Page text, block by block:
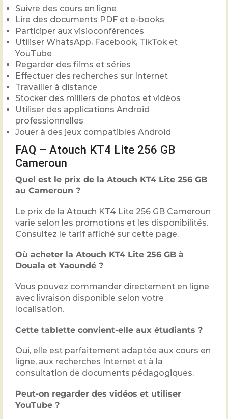
Suivre des cours en ligne
Lire des documents PDF et e-books
Participer aux visioconférences
Utiliser WhatsApp, Facebook, TikTok et
YouTube
Regarder des films et séries
Effectuer des recherches sur Internet
Travailler à distance
Stocker des milliers de photos et vidéos
Utiliser des applications Android
professionnelles
Jouer à des jeux compatibles Android
FAQ – Atouch KT4 Lite 256 GB
Cameroun
Quel est le prix de la Atouch KT4 Lite 256 GB
au Cameroun ?
Le prix de la Atouch KT4 Lite 256 GB Cameroun
varie selon les promotions et les disponibilités.
Consultez le tarif affiché sur cette page.
Où acheter la Atouch KT4 Lite 256 GB à
Douala et Yaoundé ?
Vous pouvez commander directement en ligne
avec livraison disponible selon votre
localisation.
Cette tablette convient-elle aux étudiants ?
Oui, elle est parfaitement adaptée aux cours en
ligne, aux recherches Internet et à la
consultation de documents pédagogiques.
Peut-on regarder des vidéos et utiliser
YouTube ?